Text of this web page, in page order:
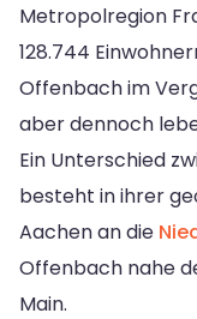
Metropolregion
128.744
Offenbach im
aber dennoch
Ein Unterschied
besteht in ihrer
Aachen an die
Offenbach nahe
Main.